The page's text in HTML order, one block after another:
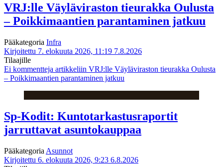
VRJ:lle Väyläviraston tieurakka Oulusta
– Poikkimaantien parantaminen jatkuu
Pääkategoria Infra
Kirjoitettu 7. elokuuta 2026, 11:19 7.8.2026
Tilaajille
Ei kommentteja artikkeliin VRJ:lle Väyläviraston tieurakka Oulusta
– Poikkimaantien parantaminen jatkuu
Sp-Kodit: Kuntotarkastusraportit
jarruttavat asuntokauppaa
Pääkategoria Asunnot
Kirjoitettu 6. elokuuta 2026, 9:23 6.8.2026